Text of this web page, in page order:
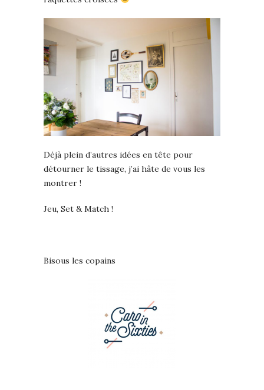
Déjà plein d’autres idées en tête pour
détourner le tissage, j’ai hâte de vous les
montrer !
Jeu, Set & Match !
Bisous les copains